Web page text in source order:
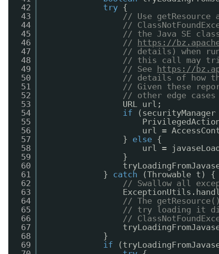
42
43
44
45
46
47
48
49
50
51
52
53
54
55
56
57
58
59
60
61
62
63
64
65
66
67
68
69
try {
// Use
//
// the Java SE
//
https://
// details) when
// this call may
// See
https://
// details of how
// Given these
// other edge
URL url;
if
url =
} else {
url =
}
} catch
(Throwable t) {
// Swallow all
// The
// try loading it
//
}
if